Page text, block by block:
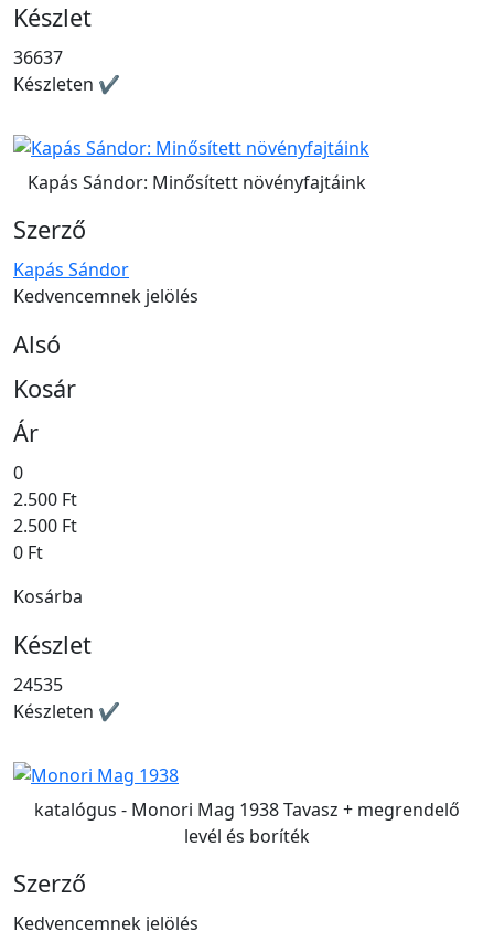
Készlet
36637
Készleten ✔
Kapás Sándor: Minősített növényfajtáink
Szerző
Kapás Sándor
Kedvencemnek jelölés
Alsó
Kosár
Ár
0
2.500 Ft
2.500 Ft
0 Ft
Kosárba
Készlet
24535
Készleten ✔
katalógus - Monori Mag 1938 Tavasz + megrendelő
levél és boríték
Szerző
Kedvencemnek jelölés